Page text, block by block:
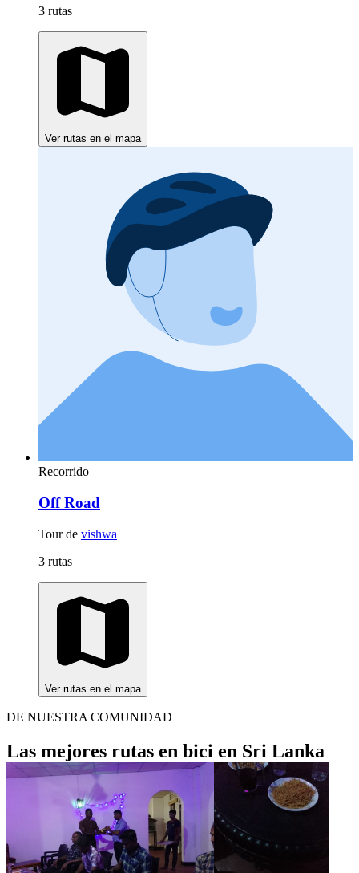
3 rutas
Ver rutas en el mapa
Recorrido
Off Road
Tour de vishwa
3 rutas
Ver rutas en el mapa
DE NUESTRA COMUNIDAD
Las mejores rutas en bici en Sri Lanka